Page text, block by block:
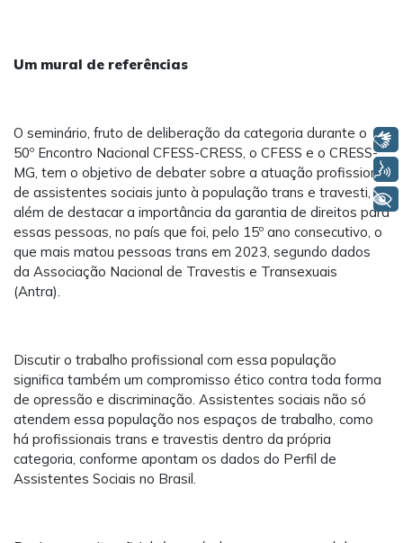
Um mural de referências
O seminário, fruto de deliberação da categoria durante o
50º Encontro Nacional CFESS-CRESS, o CFESS e o CRESS-
MG, tem o objetivo de debater sobre a atuação profissional
de assistentes sociais junto à população trans e travesti,
além de destacar a importância da garantia de direitos para
essas pessoas, no país que foi, pelo 15º ano consecutivo, o
que mais matou pessoas trans em 2023, segundo dados
da Associação Nacional de Travestis e Transexuais
(Antra).
Discutir o trabalho profissional com essa população
significa também um compromisso ético contra toda forma
de opressão e discriminação. Assistentes sociais não só
atendem essa população nos espaços de trabalho, como
há profissionais trans e travestis dentro da própria
categoria, conforme apontam os dados do Perfil de
Assistentes Sociais no Brasil.
Libras
Voz
+ Acessibilidade